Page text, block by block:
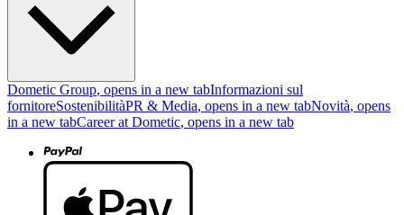
Dometic Group, opens in a new tabInformazioni sul
fornitoreSostenibilitàPR & Media, opens in a new tabNovità, opens
in a new tabCareer at Dometic, opens in a new tab